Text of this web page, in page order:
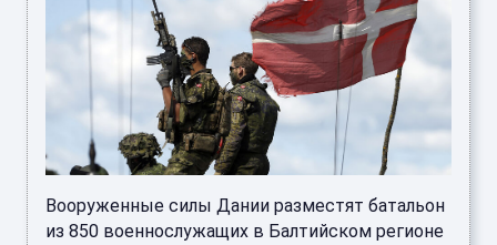
Вооруженные силы Дании разместят батальон
из 850 военнослужащих в Балтийском регионе